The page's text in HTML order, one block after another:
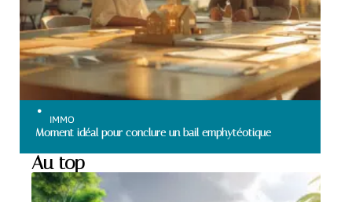
IMMO
Moment idéal pour conclure un bail emphytéotique
Au top